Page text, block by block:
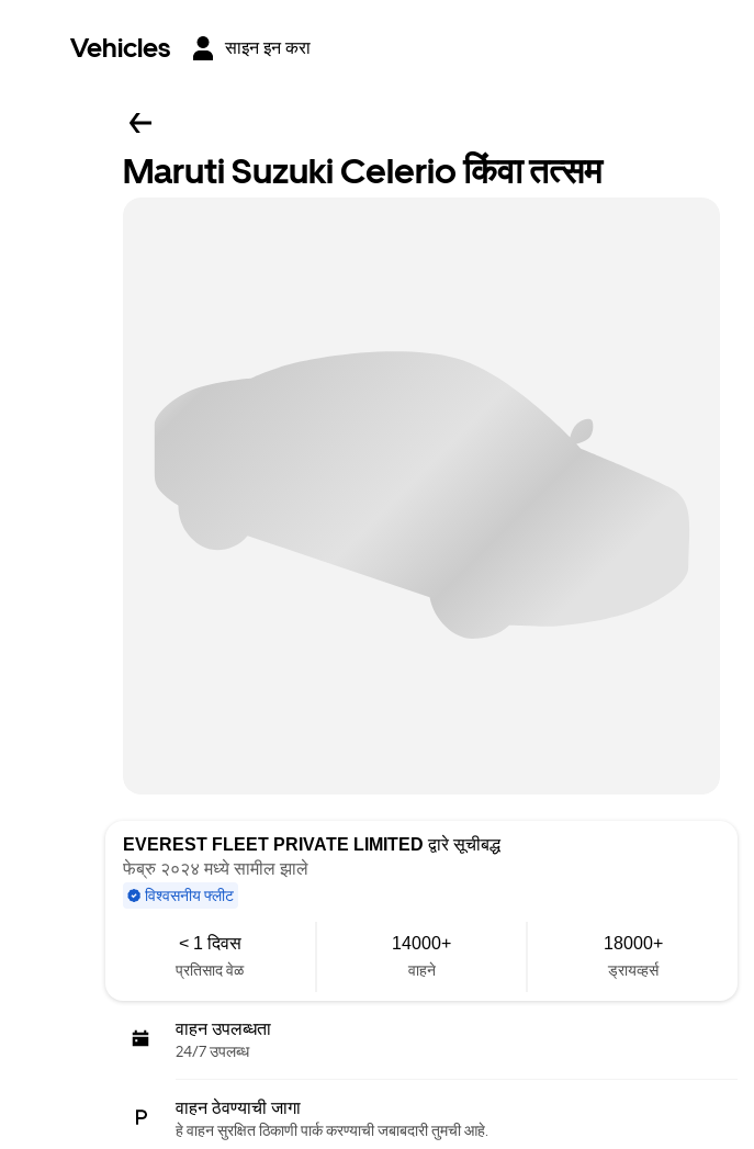
Vehicles साइन इन करा
Maruti Suzuki Celerio किंवा तत्सम
EVEREST FLEET PRIVATE LIMITED द्वारे सूचीबद्ध
फेब्रु २०२४ मध्ये सामील झाले
विश्वसनीय फ्लीट
< 1 दिवस
प्रतिसाद वेळ
14000+
वाहने
18000+
ड्रायव्हर्स
वाहन उपलब्धता
24/7 उपलब्ध
वाहन ठेवण्याची जागा
हे वाहन सुरक्षित ठिकाणी पार्क करण्याची जबाबदारी तुमची आहे.